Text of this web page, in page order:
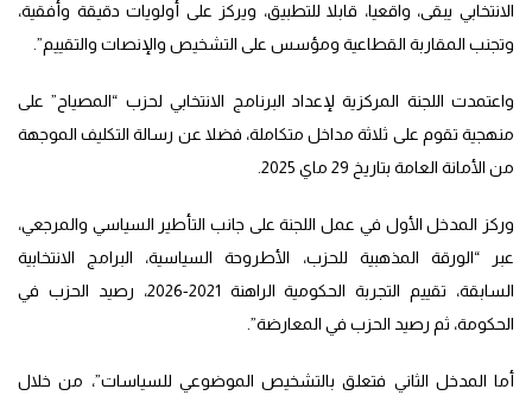
الانتخابي يبقى، واقعيا، قابلا للتطبيق، ويركز على أولويات دقيقة وأفقية،
وتجنب المقاربة القطاعية ومؤسس على التشخيص والإنصات والتقييم”.
واعتمدت اللجنة المركزية لإعداد البرنامج الانتخابي لحزب “المصياح” على
منهجية تقوم على ثلاثة مداخل متكاملة، فضلا عن رسالة التكليف الموجهة
من الأمانة العامة بتاريخ 29 ماي 2025.
وركز المدخل الأول في عمل اللجنة على جانب التأطير السياسي والمرجعي،
عبر “الورقة المذهبية للحزب، الأطروحة السياسية، البرامج الانتخابية
السابقة، تقييم التجربة الحكومية الراهنة 2021-2026، رصيد الحزب في
الحكومة، ثم رصيد الحزب في المعارضة”.
أما المدخل الثاني فتعلق بالتشخيص الموضوعي للسياسات”، من خلال